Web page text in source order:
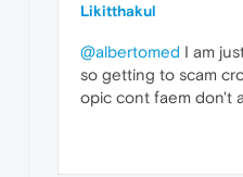
Likitthakul
@albertomed I am
so getting to scam
opic cont faem don't